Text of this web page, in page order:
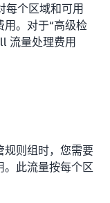
每个区域和可用
用。对于“高级检
流量处理费用
规则组时，您需要
。此流量按每个区